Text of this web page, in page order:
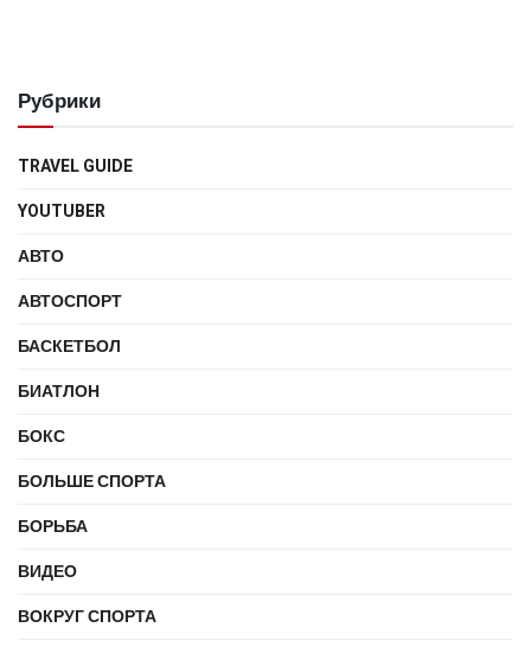
Рубрики
TRAVEL GUIDE
YOUTUBER
АВТО
АВТОСПОРТ
БАСКЕТБОЛ
БИАТЛОН
БОКС
БОЛЬШЕ СПОРТА
БОРЬБА
ВИДЕО
ВОКРУГ СПОРТА